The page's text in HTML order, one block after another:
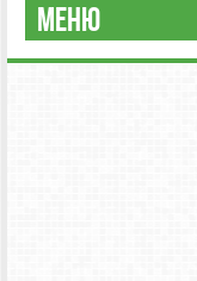
МЕНЮ
РЕГИСТРАЦИЯ